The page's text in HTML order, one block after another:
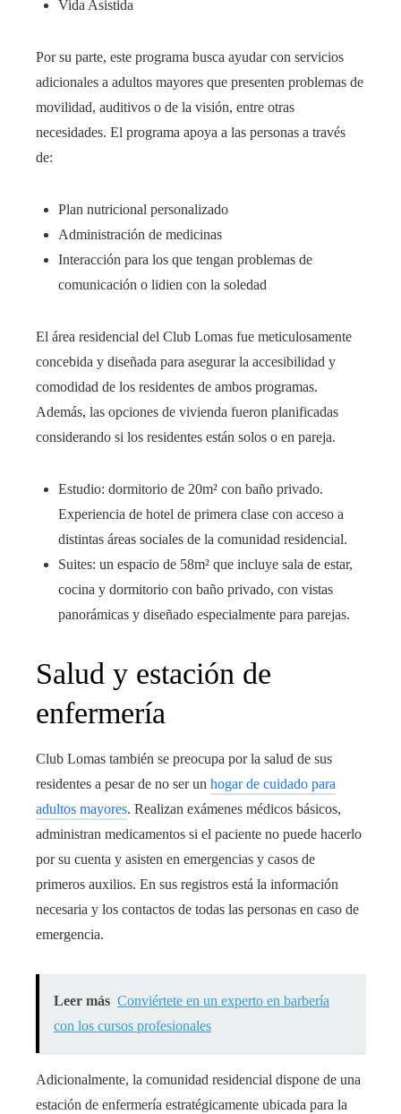
Vida Asistida
Por su parte, este programa busca ayudar con servicios
adicionales a adultos mayores que presenten problemas de
movilidad, auditivos o de la visión, entre otras
necesidades. El programa apoya a las personas a través
de:
Plan nutricional personalizado
Administración de medicinas
Interacción para los que tengan problemas de
comunicación o lidien con la soledad
El área residencial del Club Lomas fue meticulosamente
concebida y diseñada para asegurar la accesibilidad y
comodidad de los residentes de ambos programas.
Además, las opciones de vivienda fueron planificadas
considerando si los residentes están solos o en pareja.
Estudio: dormitorio de 20m² con baño privado.
Experiencia de hotel de primera clase con acceso a
distintas áreas sociales de la comunidad residencial.
Suites: un espacio de 58m² que incluye sala de estar,
cocina y dormitorio con baño privado, con vistas
panorámicas y diseñado especialmente para parejas.
Salud y estación de
enfermería
Club Lomas también se preocupa por la salud de sus
residentes a pesar de no ser un hogar de cuidado para
adultos mayores. Realizan exámenes médicos básicos,
administran medicamentos si el paciente no puede hacerlo
por su cuenta y asisten en emergencias y casos de
primeros auxilios. En sus registros está la información
necesaria y los contactos de todas las personas en caso de
emergencia.
Leer más Conviértete en un experto en barbería
con los cursos profesionales
Adicionalmente, la comunidad residencial dispone de una
estación de enfermería estratégicamente ubicada para la